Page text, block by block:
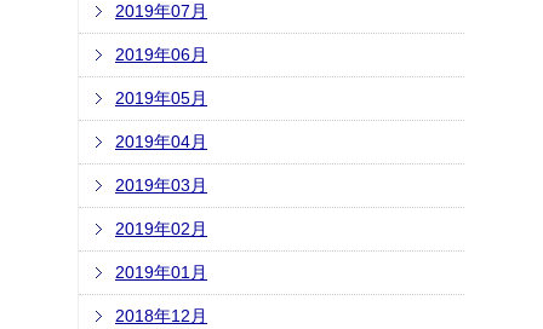
2019年07月
2019年06月
2019年05月
2019年04月
2019年03月
2019年02月
2019年01月
2018年12月